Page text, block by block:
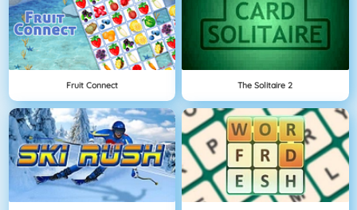
Fruit Connect The Solitaire 2